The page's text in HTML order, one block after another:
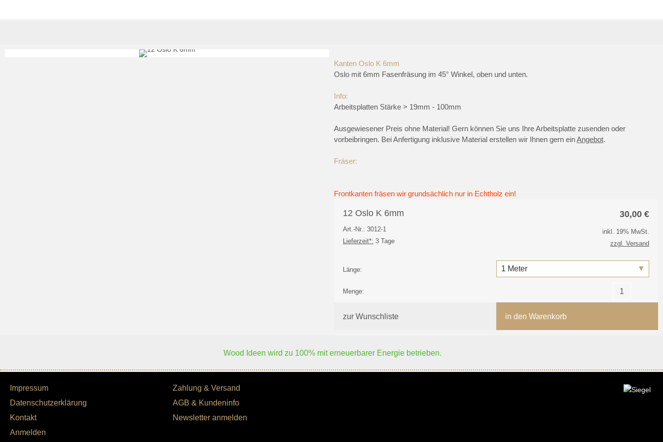
Kanten Oslo K 6mm
Oslo mit 6mm Fasenfräsung im 45° Winkel, oben und unten.
Info:
Arbeitsplatten Stärke > 19mm - 100mm
Ausgewiesener Preis ohne Material! Gern können Sie uns Ihre Arbeitsplatte zusenden oder
vorbeibringen. Bei Anfertigung inklusive Material erstellen wir Ihnen gern einAngebot.
Fräser:
Frontkanten fräsen wir grundsächlich nur in Echtholz ein!
30,00 €
12 Oslo K 6mm
Art.-Nr.: 3012-1
Lieferzeit*: 3 Tage
inkl. 19% MwSt.
zzgl. Versand
Länge:
Menge:
zur Wunschliste in den Warenkorb
Wood Ideen wird zu 100% mit erneuerbarer Energie betrieben.
Impressum
Datenschutzerklärung
Kontakt
Anmelden
Zahlung & Versand
AGB & Kundeninfo
Newsletter anmelden